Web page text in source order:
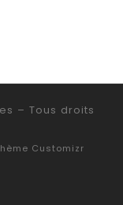
– Tous droits
Customizr